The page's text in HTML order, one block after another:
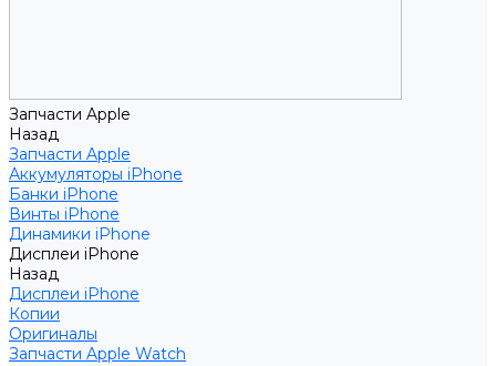
Запчасти Apple
Назад
Запчасти Apple
Аккумуляторы iPhone
Банки iPhone
Винты iPhone
Динамики iPhone
Дисплеи iPhone
Назад
Дисплеи iPhone
Копии
Оригиналы
Запчасти Apple Watch